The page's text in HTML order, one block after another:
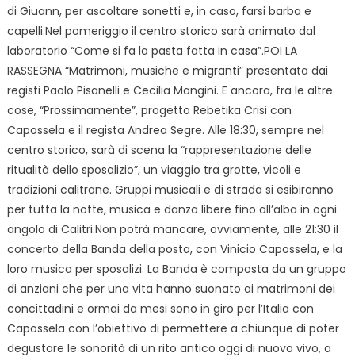
di Giuann, per ascoltare sonetti e, in caso, farsi barba e
capelli.Nel pomeriggio il centro storico sarà animato dal
laboratorio “Come si fa la pasta fatta in casa”.POI LA
RASSEGNA “Matrimoni, musiche e migranti” presentata dai
registi Paolo Pisanelli e Cecilia Mangini. E ancora, fra le altre
cose, “Prossimamente”, progetto Rebetika Crisi con
Capossela e il regista Andrea Segre. Alle 18:30, sempre nel
centro storico, sarà di scena la “rappresentazione delle
ritualità dello sposalizio”, un viaggio tra grotte, vicoli e
tradizioni calitrane. Gruppi musicali e di strada si esibiranno
per tutta la notte, musica e danza libere fino all’alba in ogni
angolo di Calitri.Non potrà mancare, ovviamente, alle 21:30 il
concerto della Banda della posta, con Vinicio Capossela, e la
loro musica per sposalizi. La Banda è composta da un gruppo
di anziani che per una vita hanno suonato ai matrimoni dei
concittadini e ormai da mesi sono in giro per l’Italia con
Capossela con l’obiettivo di permettere a chiunque di poter
degustare le sonorità di un rito antico oggi di nuovo vivo, a